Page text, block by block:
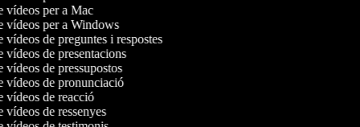
vídeos per a Mac
vídeos per a Windows
vídeos de preguntes i respostes
vídeos de presentacions
vídeos de pressupostos
vídeos de pronunciació
vídeos de reacció
vídeos de ressenyes